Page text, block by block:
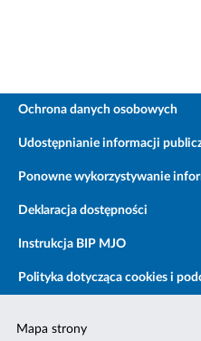
Ochrona danych osobowych
Udostępnianie informacji
Ponowne wykorzystywanie
Deklaracja dostępności
Instrukcja BIP MJO
Polityka dotycząca cookies i
Mapa strony